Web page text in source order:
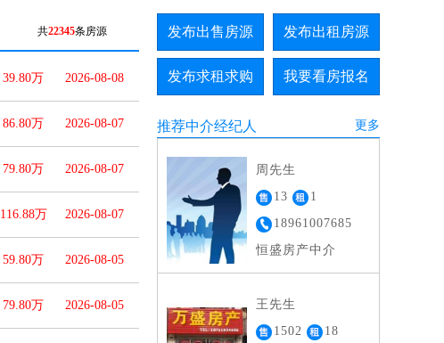
共22345条房源
39.80万 2026-08-08
86.80万 2026-08-07
79.80万 2026-08-07
116.88万 2026-08-07
59.80万 2026-08-05
79.80万 2026-08-05
发布出售房源 发布出租房源
发布求租求购 我要看房报名
推荐中介经纪人 更多
周先生
13
1
18961007685
恒盛房产中介
王先生
1502
18